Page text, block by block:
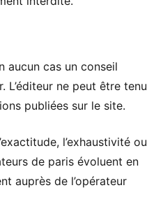
aucun cas un conseil
ne peut être tenu
publiées sur le site.
l’exhaustivité ou
de paris évoluent en
auprès de l’opérateur